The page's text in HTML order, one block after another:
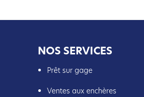
NOS SERVICES
Prêt sur gage
Ventes aux enchères